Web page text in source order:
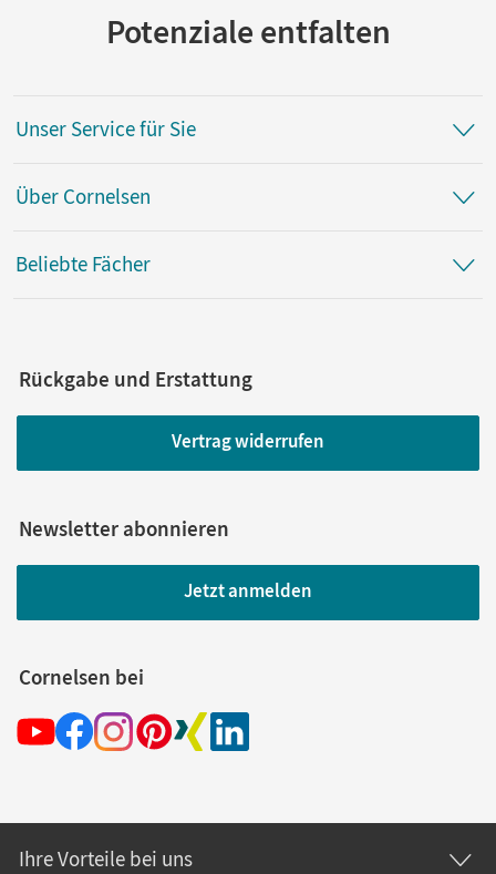
Potenziale entfalten
Unser Service für Sie
Über Cornelsen
Beliebte Fächer
Rückgabe und Erstattung
Vertrag widerrufen
Newsletter abonnieren
Jetzt anmelden
Cornelsen bei
Ihre Vorteile bei uns